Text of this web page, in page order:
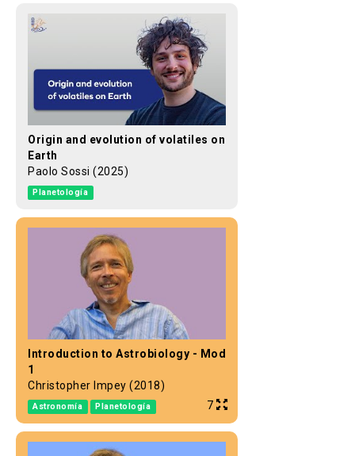
Origin and evolution of volatiles on
Earth
Paolo Sossi (2025)
Planetología
Introduction to Astrobiology - Mod
1
Christopher Impey (2018)
Astronomía Planetología 7